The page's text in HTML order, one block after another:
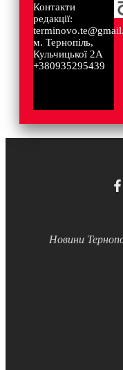
Контакти
редакції:
м. Тернопіль,
Кульчицької 2А
+380935295439
Новини